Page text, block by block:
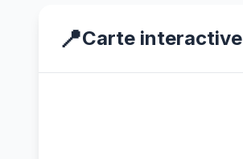
📍Carte interactive